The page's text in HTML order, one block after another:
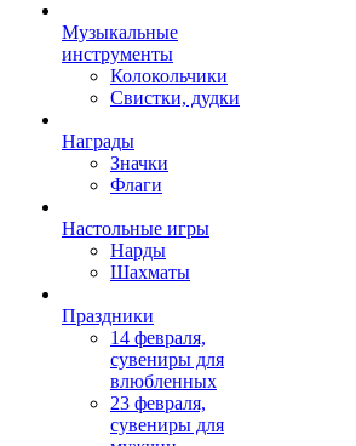
Музыкальные
инструменты
Колокольчики
Свистки, дудки
Награды
Значки
Флаги
Настольные игры
Нарды
Шахматы
Праздники
14 февраля,
сувениры для
влюбленных
23 февраля,
сувениры для